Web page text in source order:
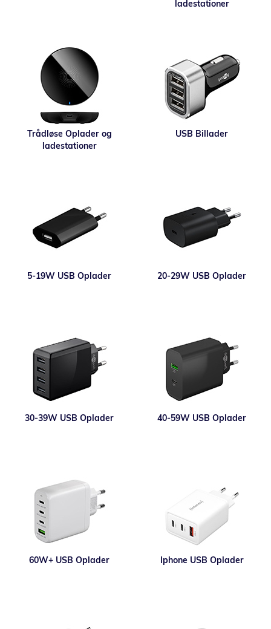
ladestationer
Trådløse Oplader og
ladestationer
USB Billader
5-19W USB Oplader 20-29W USB Oplader
30-39W USB Oplader 40-59W USB Oplader
60W+ USB Oplader Iphone USB Oplader